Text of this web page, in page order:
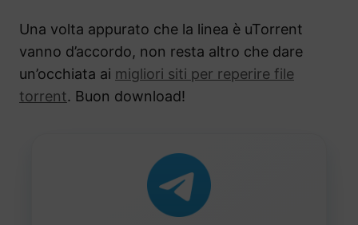
Una volta appurato che la linea è uTorrent
vanno d’accordo, non resta altro che dare
un’occhiata ai migliori siti per reperire file
torrent. Buon download!